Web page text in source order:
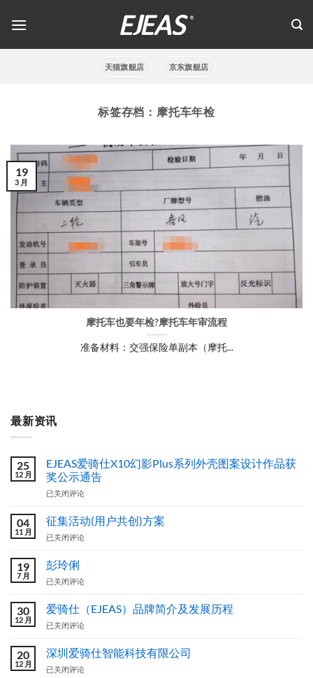
天猫旗舰店 京东旗舰店
标签存档： 摩托车年检
摩托车也要年检?摩托车年审流程
准备材料：交强保险单副本（摩托...
19
3 月
最新资讯
25
12 月
EJEAS爱骑仕X10幻影Plus系列外壳图案设计作品获
奖公示通告
EJEAS
骑
仕
X10
影
系
外
壳
案
设
计
已关闭评论
04
11 月
征集活动(用户共创)方案
征
活
动
(用
共
方
已关闭评论
19
7 月
彭玲俐
彭
俐
已关闭评论
30
12 月
爱骑仕（EJEAS）品牌简介及发展历程
爱
仕
（EJEAS）
品
已关闭评论
20
12 月
深圳爱骑仕智能科技有限公司
深
已关闭评论